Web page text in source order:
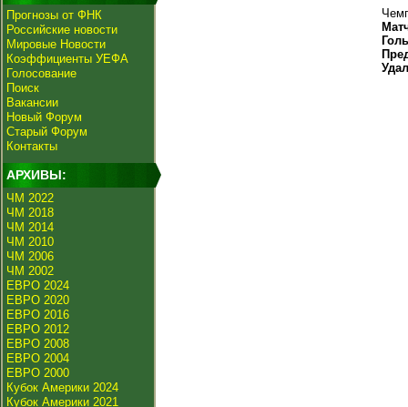
Прогнозы от ФНК
Российские новости
Мировые Новости
Коэффициенты УЕФА
Голосование
Поиск
Вакансии
Новый Форум
Старый Форум
Контакты
АРХИВЫ:
ЧМ 2022
ЧМ 2018
ЧМ 2014
ЧМ 2010
ЧМ 2006
ЧМ 2002
ЕВРО 2024
ЕВРО 2020
ЕВРО 2016
ЕВРО 2012
ЕВРО 2008
ЕВРО 2004
ЕВРО 2000
Кубок Америки 2024
Кубок Америки 2021